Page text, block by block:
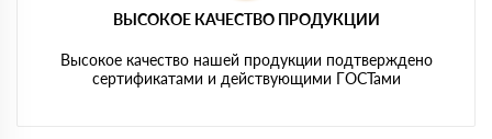
ВЫСОКОЕ КАЧЕСТВО ПРОДУКЦИИ
Высокое качество нашей продукции подтверждено
сертификатами и действующими ГОСТами